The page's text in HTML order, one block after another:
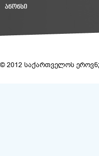
ᲐᲜᲝᲜᲡᲘ
© 2012 საქართველოს